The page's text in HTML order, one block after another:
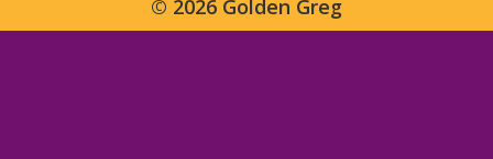
© 2026 Golden Greg